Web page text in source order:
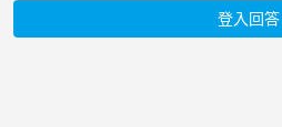
登入回答